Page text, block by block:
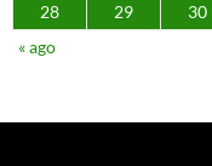
28
29
30
« ago